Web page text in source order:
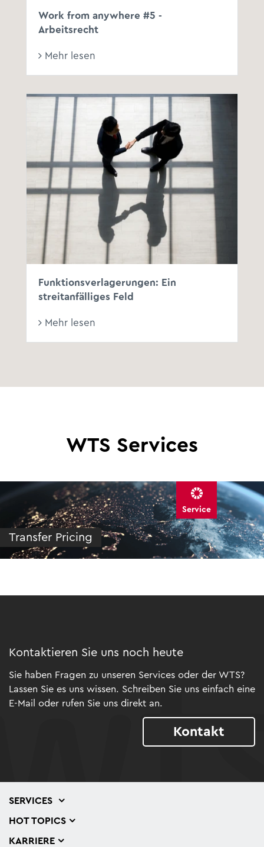
Work from anywhere #5 -
Arbeitsrecht
Mehr lesen
Funktionsverlagerungen: Ein
streitanfälliges Feld
Mehr lesen
WTS Services
Service
Transfer Pricing
Kontaktieren Sie uns noch heute
Sie haben Fragen zu unseren Services oder der WTS?
Lassen Sie es uns wissen. Schreiben Sie uns einfach eine
E-Mail oder rufen Sie uns direkt an.
Kontakt
SERVICES
HOT TOPICS
KARRIERE